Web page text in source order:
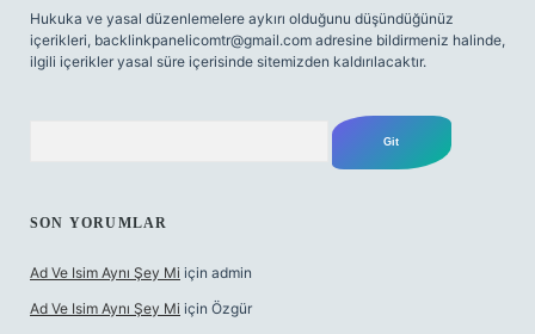
Hukuka ve yasal düzenlemelere aykırı olduğunu düşündüğünüz
içerikleri, backlinkpanelicomtr@gmail.com adresine bildirmeniz halinde,
ilgili içerikler yasal süre içerisinde sitemizden kaldırılacaktır.
SON YORUMLAR
Ad Ve Isim Aynı Şey Mi için admin
Ad Ve Isim Aynı Şey Mi için Özgür